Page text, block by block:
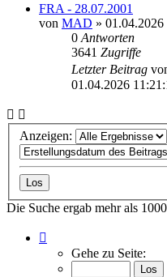
FRA - 28.07.2001
von MAD » 01.04.2026
0 Antworten
3641 Zugriffe
Letzter Beitrag
01.04.2026
Anzeigen:
Die Suche ergab mehr als
von
Gehe zu Seite: